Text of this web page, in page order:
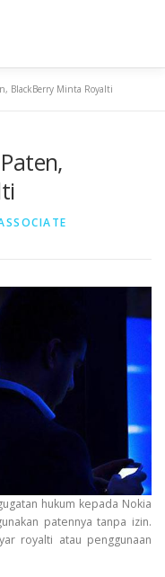
CONTACT
BlackBerry Minta Royalti
hukum kepada Nokia
patennya tanpa izin.
royalti atau penggunaan